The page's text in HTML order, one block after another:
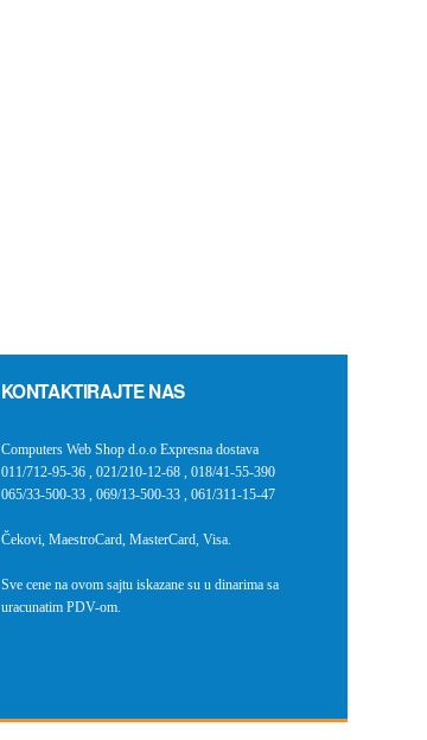
KONTAKTIRAJTE NAS
Computers Web Shop d.o.o Expresna dostava
011/712-95-36, 021/210-12-68, 018/41-55-390
065/33-500-33, 069/13-500-33, 061/311-15-47
Čekovi, MaestroCard, MasterCard, Visa.
Sve cene na ovom sajtu iskazane su u dinarima sa
uracunatim PDV-om.